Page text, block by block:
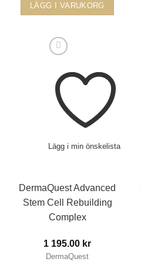
LÄGG I VARUKORG
Lägg i min önskelista
DermaQuest Advanced
Stem Cell Rebuilding
Complex
1 195.00 kr
DermaQuest